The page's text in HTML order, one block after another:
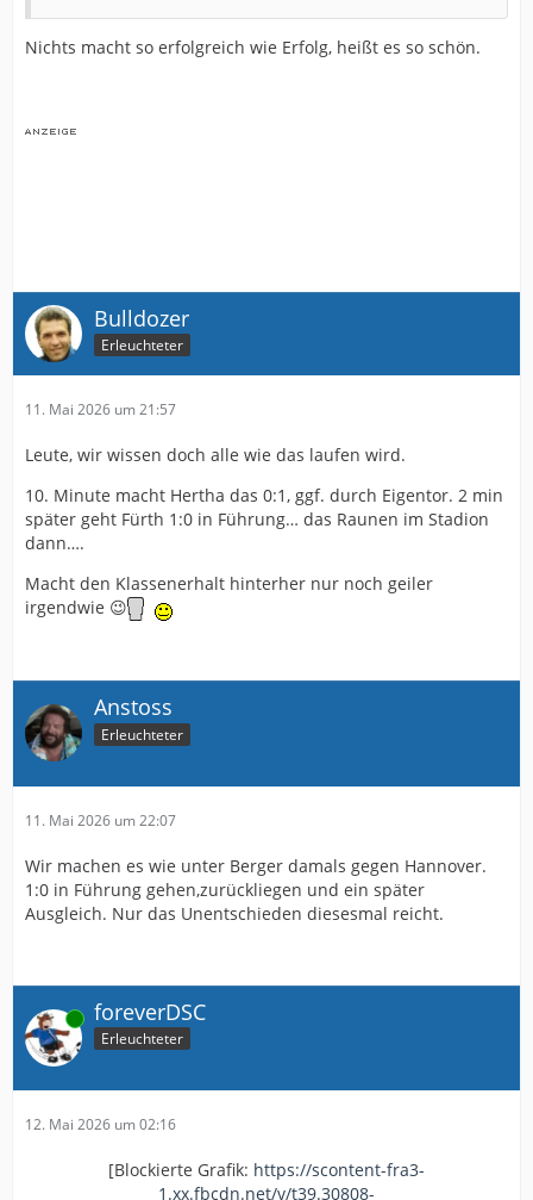
Nichts macht so erfolgreich wie Erfolg, heißt es so schön.
Bulldozer
Erleuchteter
11. Mai 2026 um 21:57
Leute, wir wissen doch alle wie das laufen wird.
10. Minute macht Hertha das 0:1, ggf. durch Eigentor. 2 min
später geht Fürth 1:0 in Führung… das Raunen im Stadion
dann….
Macht den Klassenerhalt hinterher nur noch geiler
irgendwie 😉
Anstoss
Erleuchteter
11. Mai 2026 um 22:07
Wir machen es wie unter Berger damals gegen Hannover.
1:0 in Führung gehen,zurückliegen und ein später
Ausgleich. Nur das Unentschieden diesesmal reicht.
Online foreverDSC
Erleuchteter
12. Mai 2026 um 02:16
[Blockierte Grafik: https://scontent-fra3-
1.xx.fbcdn.net/v/t39.30808-